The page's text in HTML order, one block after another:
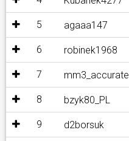
5 agaaa147
6 robinek1968
7 mm3_accurate
8 bzyk80_PL
9 d2borsuk